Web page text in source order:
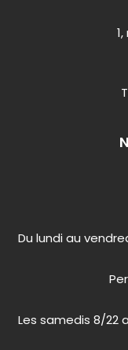
Du lundi au
Les samedis 8/22